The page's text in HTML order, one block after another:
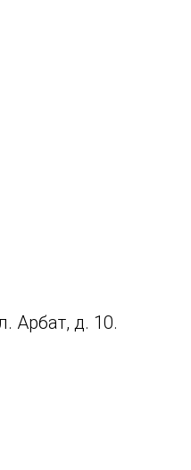
Арбат, д. 10.